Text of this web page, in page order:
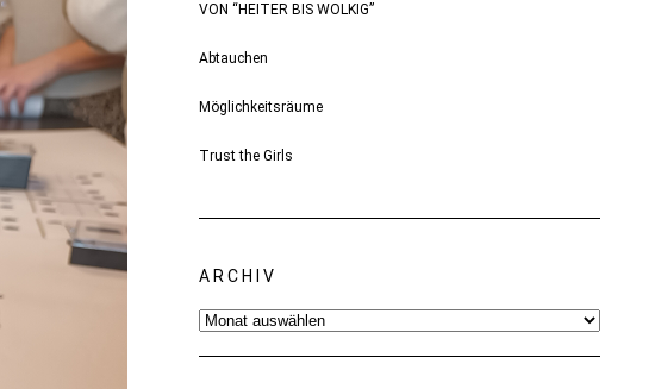
VON “HEITER BIS WOLKIG”
Abtauchen
Möglichkeitsräume
Trust the Girls
ARCHIV
Archiv